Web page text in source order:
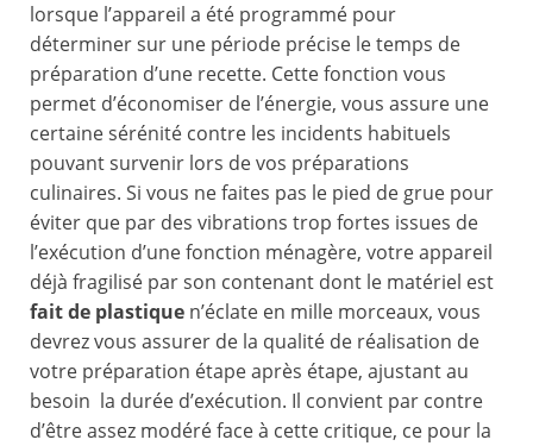
lorsque l’appareil a été programmé pour
déterminer sur une période précise le temps de
préparation d’une recette. Cette fonction vous
permet d’économiser de l’énergie, vous assure une
certaine sérénité contre les incidents habituels
pouvant survenir lors de vos préparations
culinaires. Si vous ne faites pas le pied de grue pour
éviter que par des vibrations trop fortes issues de
l’exécution d’une fonction ménagère, votre appareil
déjà fragilisé par son contenant dont le matériel est
fait de plastique n’éclate en mille morceaux, vous
devrez vous assurer de la qualité de réalisation de
votre préparation étape après étape, ajustant au
besoin la durée d’exécution. Il convient par contre
d’être assez modéré face à cette critique, ce pour la